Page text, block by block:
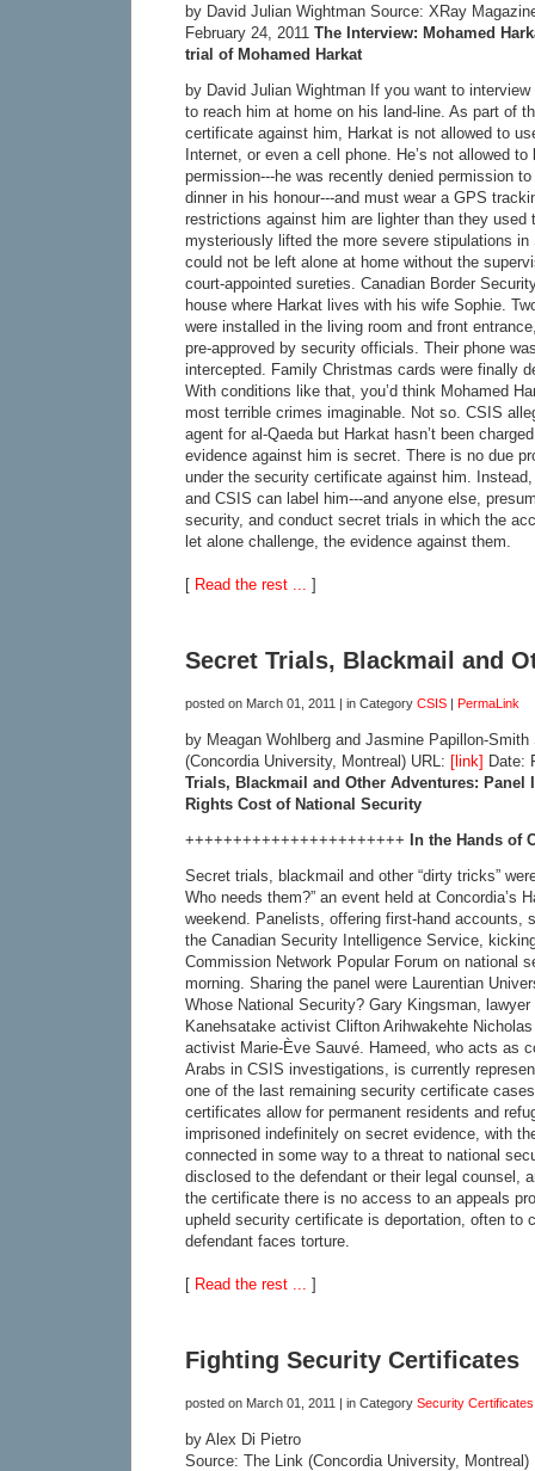
by David Julian Wightman Source: XRay
February 24, 2011 The Interview: Mohamed
trial of Mohamed Harkat
by David Julian Wightman If you want to
to reach him at home on his land-line. As part of
certificate against him, Harkat is not allowed to
Internet, or even a cell phone. He’s not allowed
permission---he was recently denied permission
dinner in his honour---and must wear a GPS
restrictions against him are lighter than they used
mysteriously lifted the more severe stipulations in
could not be left alone at home without the
court-appointed sureties. Canadian Border
house where Harkat lives with his wife Sophie.
were installed in the living room and front
pre-approved by security officials. Their phone
intercepted. Family Christmas cards were finally
With conditions like that, you’d think Mohamed
most terrible crimes imaginable. Not so. CSIS
agent for al-Qaeda but Harkat hasn’t been
evidence against him is secret. There is no due
under the security certificate against him.
and CSIS can label him---and anyone else,
security, and conduct secret trials in which the
let alone challenge, the evidence against them.
[ Read the rest ... ]
Secret Trials, Blackmail and
posted on March 01, 2011 | in Category CSIS | PermaLink
by Meagan Wohlberg and Jasmine Papillon-
(Concordia University, Montreal) URL: [link] Date:
Trials, Blackmail and Other Adventures: Panel
Rights Cost of National Security
+++++++++++++++++++++++ In the Hands of
Secret trials, blackmail and other “dirty tricks”
Who needs them?” an event held at Concordia’s
weekend. Panelists, offering first-hand accounts,
the Canadian Security Intelligence Service,
Commission Network Popular Forum on national
morning. Sharing the panel were Laurentian
Whose National Security? Gary Kingsman, lawyer
Kanehsatake activist Clifton Arihwakehte
activist Marie-Ève Sauvé. Hameed, who acts as
Arabs in CSIS investigations, is currently
one of the last remaining security certificate
certificates allow for permanent residents and
imprisoned indefinitely on secret evidence, with
connected in some way to a threat to national
disclosed to the defendant or their legal counsel,
the certificate there is no access to an appeals
upheld security certificate is deportation, often to
defendant faces torture.
[ Read the rest ... ]
Fighting Security Certificates
posted on March 01, 2011 | in Category Security Certificates
by Alex Di Pietro
Source: The Link (Concordia University, Montreal)